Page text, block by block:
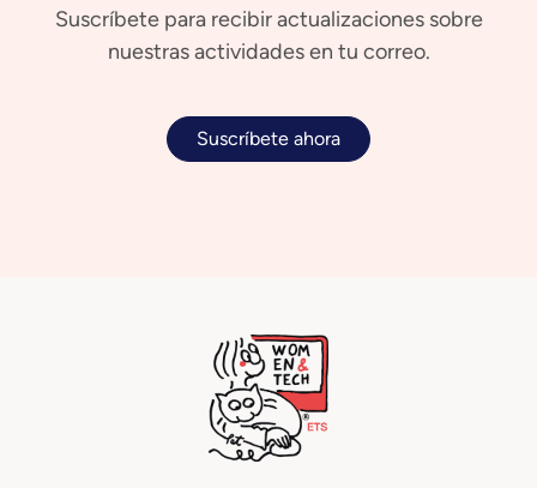
Suscríbete para recibir actualizaciones sobre
nuestras actividades en tu correo.
Suscríbete ahora